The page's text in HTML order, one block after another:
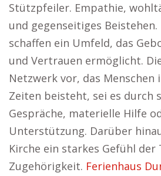
Stützpfeiler. Empathie,
und gegenseitiges Beistehen.
schaffen ein Umfeld, das
und Vertrauen ermöglicht.
Netzwerk vor, das Menschen
Zeiten beisteht, sei es durch
Gespräche, materielle Hilfe
Unterstützung. Darüber
Kirche ein starkes Gefühl
Zugehörigkeit. Ferienhaus